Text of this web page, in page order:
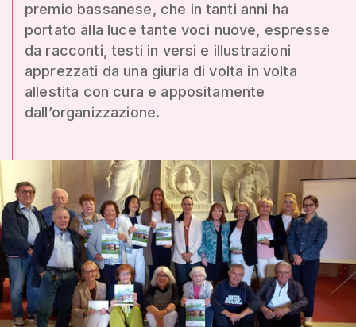
premio bassanese, che in tanti anni ha
portato alla luce tante voci nuove, espresse
da racconti, testi in versi e illustrazioni
apprezzati da una giuria di volta in volta
allestita con cura e appositamente
dall’organizzazione.